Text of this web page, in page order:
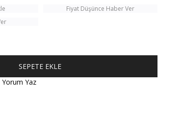
Fiyat Düşünce Haber Ver
Yorum Yaz